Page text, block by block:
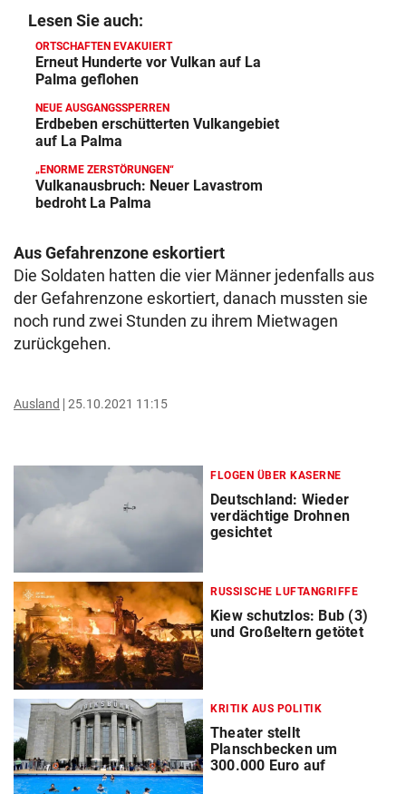
Lesen Sie auch:
ORTSCHAFTEN EVAKUIERT
Erneut Hunderte vor Vulkan auf La
Palma geflohen
NEUE AUSGANGSSPERREN
Erdbeben erschütterten Vulkangebiet
auf La Palma
„ENORME ZERSTÖRUNGEN“
Vulkanausbruch: Neuer Lavastrom
bedroht La Palma
Aus Gefahrenzone eskortiert
Die Soldaten hatten die vier Männer jedenfalls aus
der Gefahrenzone eskortiert, danach mussten sie
noch rund zwei Stunden zu ihrem Mietwagen
zurückgehen.
Ausland 25.10.2021 11:15
FLOGEN ÜBER KASERNE
Deutschland: Wieder
verdächtige Drohnen
gesichtet
RUSSISCHE LUFTANGRIFFE
Kiew schutzlos: Bub (3)
und Großeltern getötet
KRITIK AUS POLITIK
Theater stellt
Planschbecken um
300.000 Euro auf